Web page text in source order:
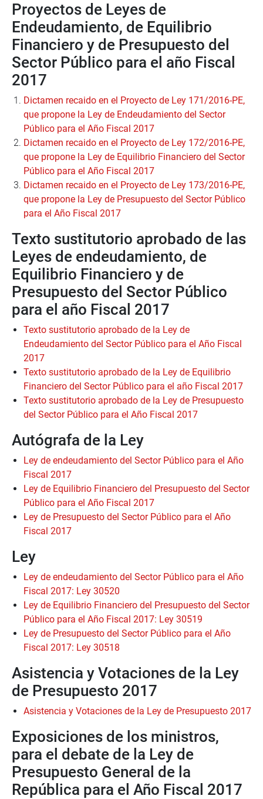
Proyectos de Leyes de
Endeudamiento, de Equilibrio
Financiero y de Presupuesto del
Sector Público para el año Fiscal
2017
Dictamen recaido en el Proyecto de Ley 171/2016-PE,
que propone la Ley de Endeudamiento del Sector
Público para el Año Fiscal 2017
Dictamen recaido en el Proyecto de Ley 172/2016-PE,
que propone la Ley de Equilibrio Financiero del Sector
Público para el Año Fiscal 2017
Dictamen recaido en el Proyecto de Ley 173/2016-PE,
que propone la Ley de Presupuesto del Sector Público
para el Año Fiscal 2017
Texto sustitutorio aprobado de las
Leyes de endeudamiento, de
Equilibrio Financiero y de
Presupuesto del Sector Público
para el año Fiscal 2017
Texto sustitutorio aprobado de la Ley de
Endeudamiento del Sector Público para el Año Fiscal
2017
Texto sustitutorio aprobado de la Ley de Equilibrio
Financiero del Sector Público para el año Fiscal 2017
Texto sustitutorio aprobado de la Ley de Presupuesto
del Sector Público para el Año Fiscal 2017
Autógrafa de la Ley
Ley de endeudamiento del Sector Público para el Año
Fiscal 2017
Ley de Equilibrio Financiero del Presupuesto del Sector
Público para el Año Fiscal 2017
Ley de Presupuesto del Sector Público para el Año
Fiscal 2017
Ley
Ley de endeudamiento del Sector Público para el Año
Fiscal 2017: Ley 30520
Ley de Equilibrio Financiero del Presupuesto del Sector
Público para el Año Fiscal 2017: Ley 30519
Ley de Presupuesto del Sector Público para el Año
Fiscal 2017: Ley 30518
Asistencia y Votaciones de la Ley
de Presupuesto 2017
Asistencia y Votaciones de la Ley de Presupuesto 2017
Exposiciones de los ministros,
para el debate de la Ley de
Presupuesto General de la
República para el Año Fiscal 2017